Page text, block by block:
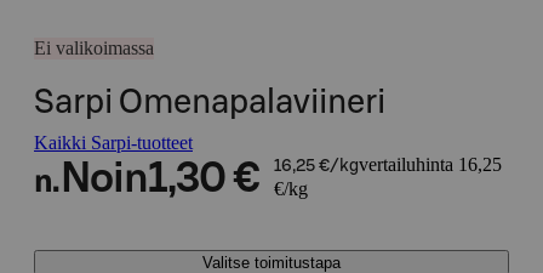
Ei valikoimassa
Sarpi Omenapalaviineri
Kaikki Sarpi-tuotteet
n. Noin1,30 € 16,25 €/kgvertailuhinta 16,25
€/kg
Valitse toimitustapa